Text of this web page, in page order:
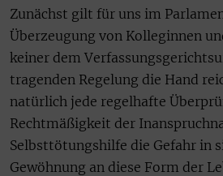
Zunächst gilt für uns im
Überzeugung von Kolleginnen
keiner dem
tragenden Regelung die Hand
natürlich jede regelhafte
Rechtmäßigkeit der
Selbsttötungshilfe die Gefahr in
Gewöhnung an diese Form der